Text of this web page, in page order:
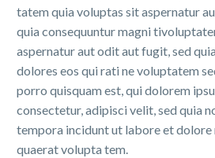
tatem quia voluptas sit aspernatur
quia consequuntur magni
aspernatur aut odit aut fugit, sed
dolores eos qui rati ne voluptatem
porro quisquam est, qui dolorem
consectetur, adipisci velit, sed quia
tempora incidunt ut labore et dolore
quaerat volupta tem.